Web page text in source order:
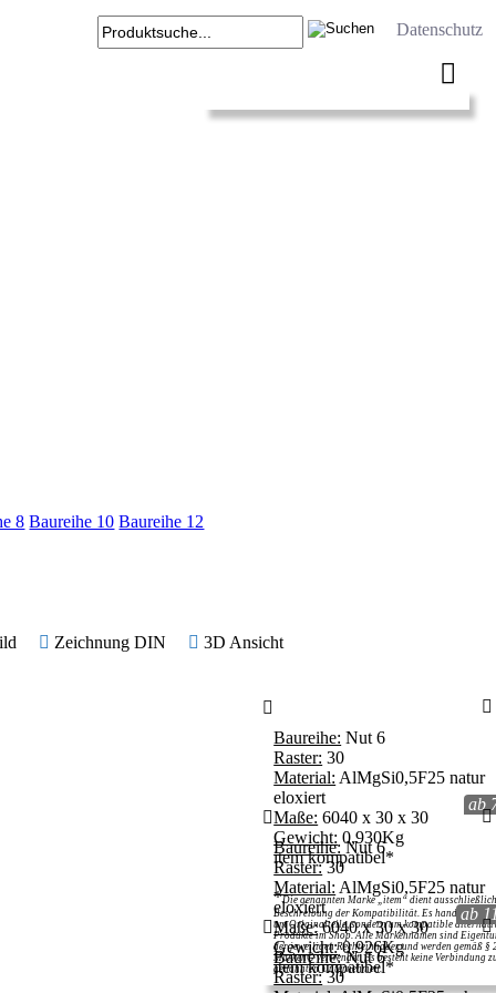
Datenschutz
8 Baureihe 10 Baureihe 12
Zeichnung DIN 3D Ansicht
ab
Baureihe: Nut 6
Raster: 30
Material: AlMgSi0,5F25 natur
eloxiert
Maße: 6040 x 30 x 30
Gewicht: 0,930Kg
item kompatibel*
*Die genannten Marke „item“ dient
Beschreibung der Kompatibilität. Es handelt sich
um Originalteile, sondern um kompatible
Produkte im Shop. Alle Markennamen sind
der jeweiligen Rechteinhaber und werden gemäß §
MarkenG verwendet. Es besteht keine Verbindung
genannten Unternehmen.
ab
Baureihe:Nut 6
Raster:30
Material: AlMgSi0,5F25 natur
eloxiert
Maße:6040 x 30 x 30
Gewicht:0,926Kg
item kompatibel*
Baureihe:Nut 6
Raster:30